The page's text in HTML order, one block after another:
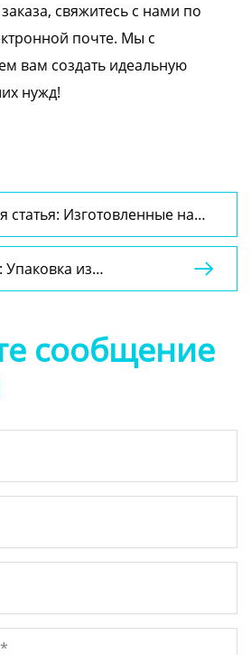
свяжитесь с нами по
почте. Мы с
вам создать идеальную
нужд!
на
упаковочные тубусы
бумаги.
гофрированного

сообщение